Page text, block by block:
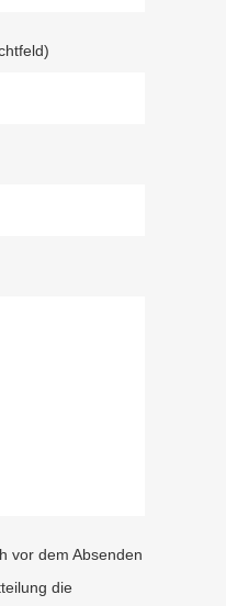
vor dem Absenden
die